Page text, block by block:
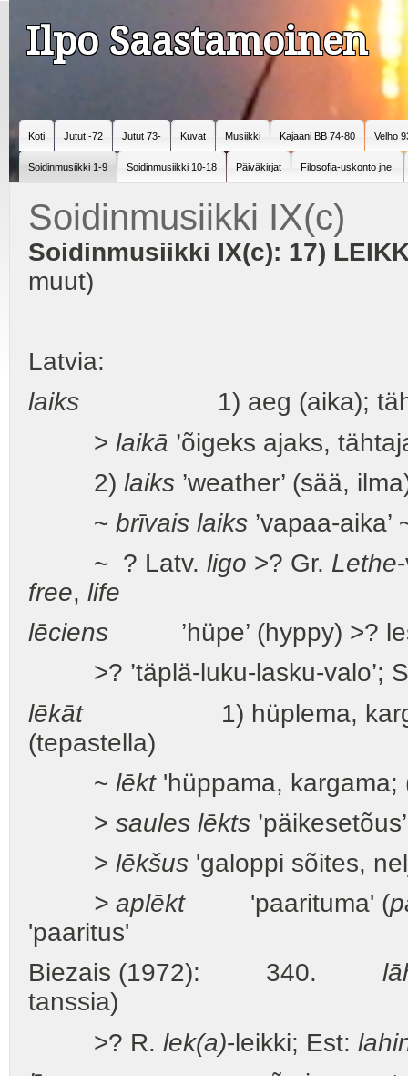
Ilpo Saastamoinen
Koti Jutut -72 Jutut 73- Kuvat Musiikki Kajaani BB 74-80 Velho
Soidinmusiikki 1-9 Soidinmusiikki 10-18 Päiväkirjat Filosofia-uskonto jne.
Soidinmusiikki IX(c)
Soidinmusiikki IX(c): 17)
muut)
Latvia:
laiks 1) aeg (aika);
> laikā ’õigeks ajaks,
2) laiks ’weather’ (sää,
~ brīvais laiks ’vapaa-aika’
~ ? Latv. ligo >? Gr. Lethe
free, life
lēciens ’hüpe’ (hyppy) >?
>? ’täplä-luku-lasku-valo’;
lēkāt1) hüplema,
(tepastella)
~ lēkt'hüppama, kargama;
> saules lēkts
> lēkšus 'galoppi sõites,
> aplēkt'paarituma' (
'paaritus'
Biezais (1972): 340.
tanssia)
>? R. lek(a)-leikki; Est: